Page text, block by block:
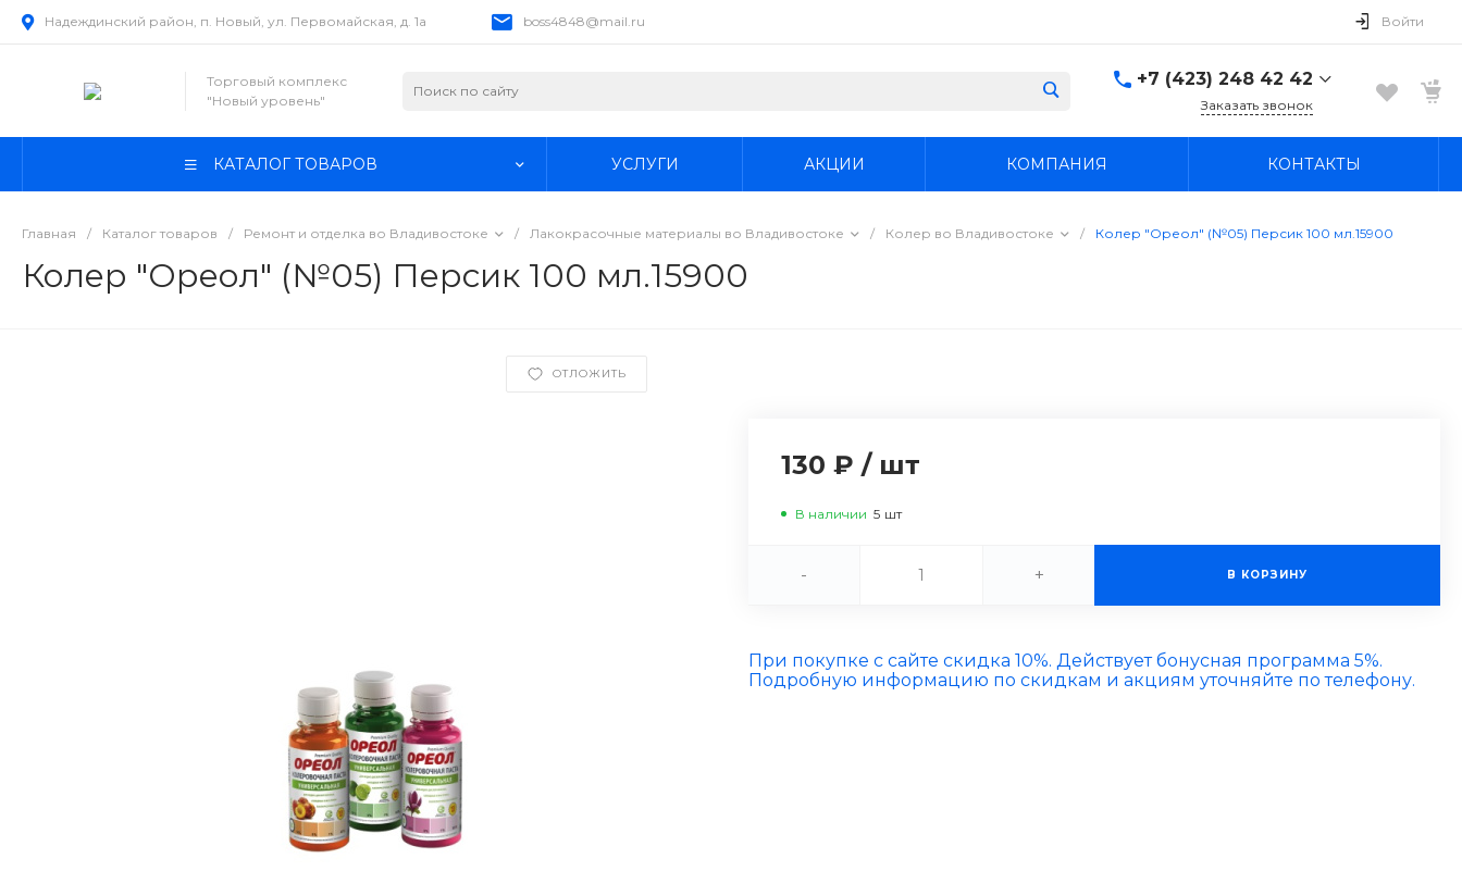
Надеждинский район, п. Новый, ул. Первомайская, д. 1а boss4848@mail.ru Войти
Торговый комплекс
"Новый уровень"
+7 (423) 248 42 42
Надеждинский район, п.
boss4848@mail.ru
Заказать звонок
КАТАЛОГ ТОВАРОВ УСЛУГИ АКЦИИ КОМПАНИЯ КОНТАКТЫ
Главная / Каталог товаров / Ремонт и отделка во Владивостоке / Лакокрасочные материалы во Владивостоке / Колер во Владивостоке / Колер "Ореол" (№05) Персик 100 мл.15900
Колер "Ореол" (№05) Персик 100 мл.15900
ОТЛОЖИТЬ
130 ₽ / шт
В наличии 5 шт
- + В КОРЗИНУ
При покупке с сайте скидка 10%. Действует бонусная программа 5%.
Подробную информацию по скидкам и акциям уточняйте по телефону.